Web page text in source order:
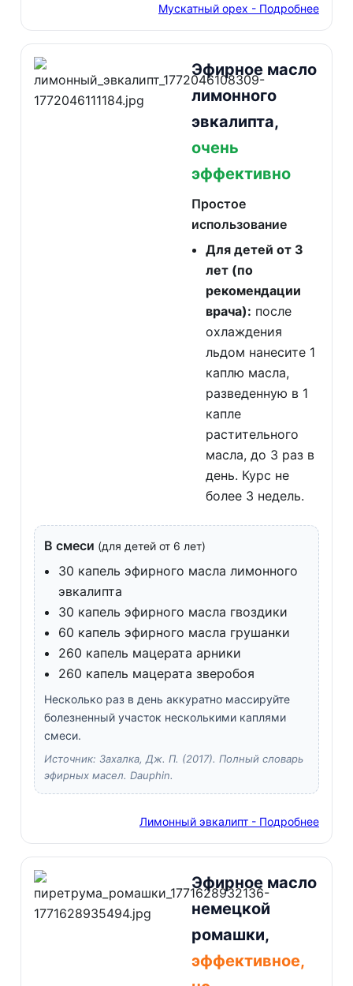
Мускатный орех - Подробнее
Эфирное масло
лимонного
эвкалипта,
очень
эффективно
Простое
использование
Для детей от 3
лет (по
рекомендации
врача): после
охлаждения
льдом нанесите 1
каплю масла,
разведенную в 1
капле
растительного
масла, до 3 раз в
день. Курс не
более 3 недель.
В смеси (для детей от 6 лет)
30 капель эфирного масла лимонного
эвкалипта
30 капель эфирного масла гвоздики
60 капель эфирного масла грушанки
260 капель мацерата арники
260 капель мацерата зверобоя
Несколько раз в день аккуратно массируйте
болезненный участок несколькими каплями
смеси.
Источник: Захалка, Дж. П. (2017). Полный словарь
эфирных масел. Dauphin.
Лимонный эвкалипт - Подробнее
Эфирное масло
немецкой
ромашки,
эффективное,